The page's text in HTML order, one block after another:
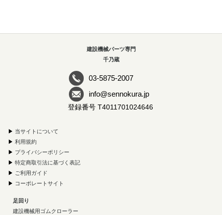
建設機械パーツ専門
千乃蔵
03-5875-2007
info@sennokura.jp
登録番号 T4011701024646
▶ 当サイトについて
▶ 利用規約
▶ プライバシーポリシー
▶ 特定商取引法に基づく表記
▶ ご利用ガイド
▶ コーポレートサイト
足回り
建設機械用ゴムクローラー